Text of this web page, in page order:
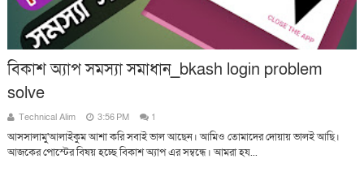
বিকাশ অ্যাপ সমস্যা সমাধান_bkash login problem
solve
Technical Alim 3:56 PM 1
আসসালামু'আলাইকুম আশা করি সবাই ভাল আছেন। আমিও তোমাদের দোয়ায় ভালই আছি।
আজকের পোস্টের বিষয় হচ্ছে বিকাশ অ্যাপ এর সম্বন্ধে। আমরা হয...